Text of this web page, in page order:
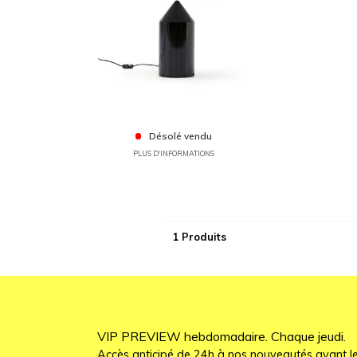
Désolé vendu
PLUS D'INFORMATIONS
1 Produits
VIP PREVIEW hebdomadaire. Chaque jeudi.